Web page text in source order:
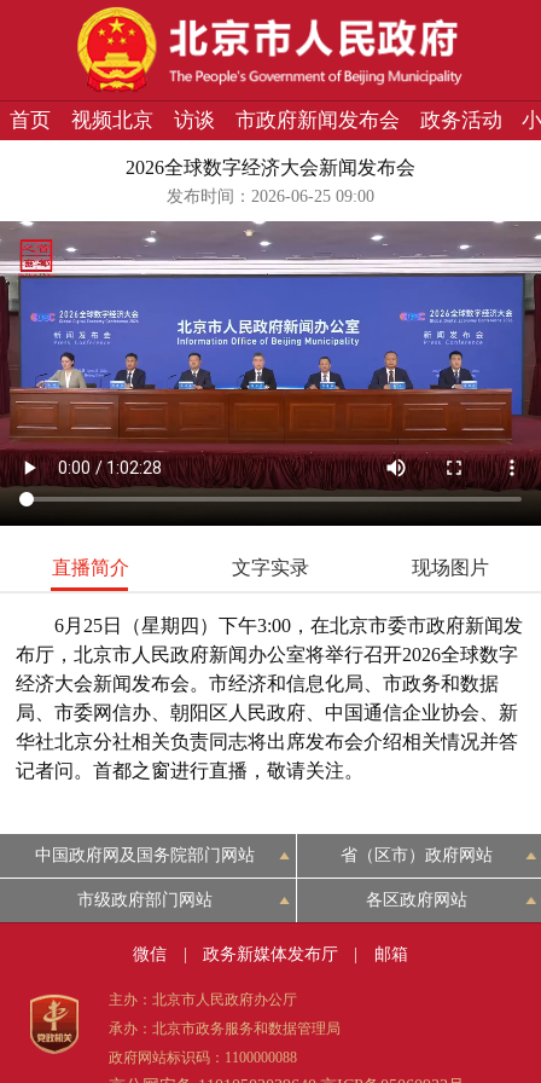
首页 视频北京 访谈 市政府新闻发布会 政务活动
2026全球数字经济大会新闻发布会
发布时间：2026-06-25 09:00
直播简介 文字实录 现场图片
6月25日（星期四）下午3:00，在北京市委市政府新闻发
布厅，北京市人民政府新闻办公室将举行召开2026全球数字
经济大会新闻发布会。市经济和信息化局、市政务和数据
局、市委网信办、朝阳区人民政府、中国通信企业协会、新
华社北京分社相关负责同志将出席发布会介绍相关情况并答
记者问。首都之窗进行直播，敬请关注。
中国政府网及国务院部门网站 省（区市）政府网站
市级政府部门网站 各区政府网站
微信 政务新媒体发布厅 邮箱
主办：北京市人民政府办公厅
承办：北京市政务服务和数据管理局
政府网站标识码：1100000088